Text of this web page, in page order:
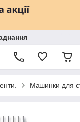
Машинки для